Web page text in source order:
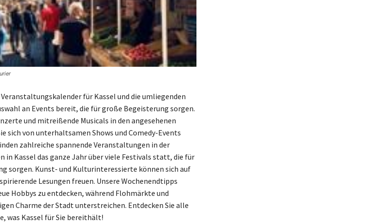
Veranstaltungskalender für Kassel und die umliegenden
an Events bereit, die für große Begeisterung sorgen.
und mitreißende Musicals in den angesehenen
sich von unterhaltsamen Shows und Comedy-Events
zahlreiche spannende Veranstaltungen in der
in Kassel das ganze Jahr über viele Festivals statt, die für
sorgen. Kunst- und Kulturinteressierte können sich auf
Lesungen freuen. Unsere Wochenendtipps
Hobbys zu entdecken, während Flohmärkte und
Charme der Stadt unterstreichen. Entdecken Sie alle
was Kassel für Sie bereithält!